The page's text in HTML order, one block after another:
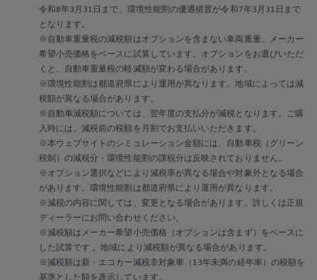
令和8年3月31日まで、環境性能割の優遇措置が令和7年3月31日まで
となります。
※自動車重量税の減税額はオプションを含まない車両重量、メーカー
希望小売価格をベースに試算しています。オプションをお選びいただ
くと、自動車重量税の軽減額が変わる場合があります。
※環境性能割は都道府県により運用が異なります。地域によっては減
税額が異なる場合があります。
※自動車減税額については、翌年度の支払分が減税となります。ご購
入時には、減税前の税額を月割でお支払いいただきます。
※本ウェブサイトのシミュレーション金額には、自動車税（グリーン
税制）の減税分・環境性能割の課税分は反映されておりません。
※オプション選択などにより減税率が異なる場合や対象外となる場合
があります。環境性能割は都道府県により運用が異なります。
※減税の内容に関しては、変更となる場合があります。詳しくは正規
ディーラーにお問い合わせください。
※減税額はメーカー希望小売価格（オプションは含まず）をベースに
した試算です 。地域により減税額が異なる場合があります。
※減税額は新・エコカー減税非対象車（13年未満の経年車）の税額を
基準とした額を表示しています。